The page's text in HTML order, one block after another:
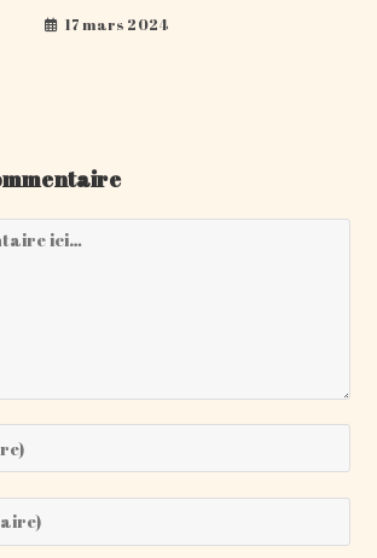
17 mars 2024